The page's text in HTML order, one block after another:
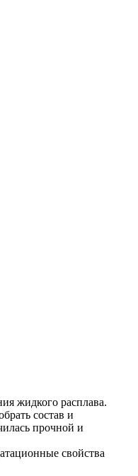
жидкого расплава.
состав и
прочной и
свойства